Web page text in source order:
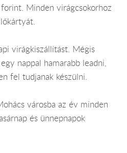
Minden virágcsokorhoz
virágkiszállítást. Mégis
nappal hamarabb leadni,
fel tudjanak készülni.
városba az év minden
és ünnepnapok